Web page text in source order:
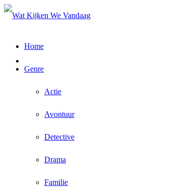
Home
Genre
Actie
Avontuur
Detective
Drama
Familie